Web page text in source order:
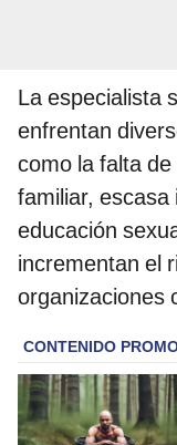
La especialista
enfrentan
como la falta
familiar,
educación
incrementan el
organizaciones